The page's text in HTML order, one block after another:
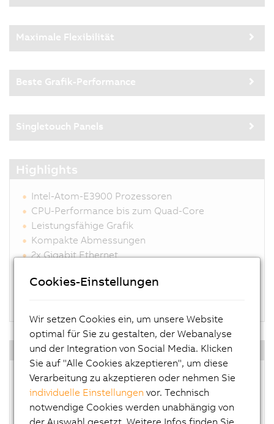
Maximale Flexibilität
Beste Grafik-Performance
Singletouch Panels
Highlights
Intel-Atom-E3900 Prozessoren
CPU-Performance bis zum Quad-Core
Leistungsfähige Grafik
Kompakte Abmessungen
2x Gigabit Ethernet
Optional mit Haltegriffen erhältlich
Betriebssystem
Windows 10 IoT Enterprise
Linux für B&R
Automation Runtime Embedded
Hypervisor
Cookies-Einstellungen
Wir setzen Cookies ein, um unsere Website
optimal für Sie zu gestalten, der Webanalyse
und der Integration von Social Media. Klicken
Sie auf "Alle Cookies akzeptieren", um diese
Verarbeitung zu akzeptieren oder nehmen Sie
individuelle Einstellungen vor. Technisch
notwendige Cookies werden unabhängig von
der Auswahl gesetzt. Weitere Infos finden Sie